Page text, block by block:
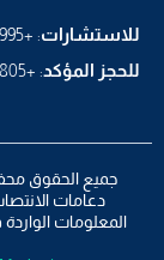
للاستشارات: +962796000995
للحجز المؤكد: +962799198805
دعامات
المعلومات